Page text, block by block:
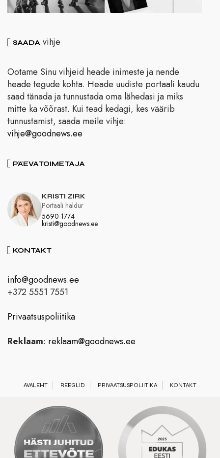
SAADA vihje
Ootame Sinu vihjeid heade inimeste ja nende
heade tegude kohta. Heade uudiste portaali kaudu
saad tänada ja tunnustada oma lähedasi ja miks
mitte ka võõrast. Kui tead kedagi, kes väärib
tunnustamist, saada meile vihje:
vihje@goodnews.ee
PÄEVATOIMETAJA
KRISTI ZIRK
5690 1774
kristi@goodnews.ee
Portaali haldur
KONTAKT
info@goodnews.ee
+372 5551 7551
Privaatsuspoliitika
Reklaam: reklaam@goodnews.ee
AVALEHT REEGLID PRIVAATSUSPOLIITIKA KONTAKT